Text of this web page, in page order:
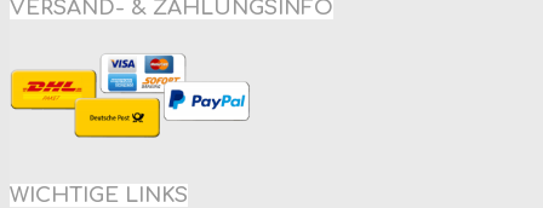
VERSAND- & ZAHLUNGSINFO
WICHTIGE LINKS